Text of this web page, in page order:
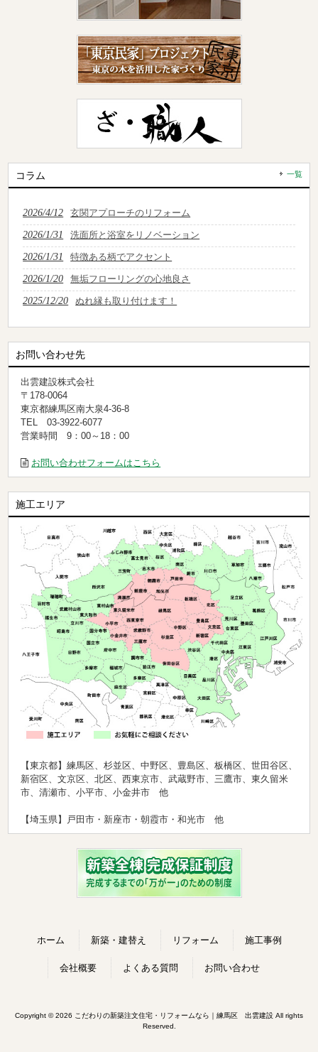
コラム 一覧
2026/4/12 玄関アプローチのリフォーム
2026/1/31 洗面所と浴室をリノベーション
2026/1/31 特徴ある柄でアクセント
2026/1/20 無垢フローリングの心地良さ
2025/12/20 ぬれ縁も取り付けます！
お問い合わせ先
出雲建設株式会社
〒178-0064
東京都練馬区南大泉4-36-8
TEL 03-3922-6077
営業時間 9：00～18：00
お問い合わせフォームはこちら
施工エリア
【東京都】練馬区、杉並区、中野区、豊島区、板橋区、世田谷区、
新宿区、文京区、北区、西東京市、武蔵野市、三鷹市、東久留米
市、清瀬市、小平市、小金井市 他
【埼玉県】戸田市・新座市・朝霞市・和光市 他
ホーム 新築・建替え リフォーム 施工事例
会社概要 よくある質問 お問い合わせ
Copyright © 2026 こだわりの新築注文住宅・リフォームなら｜練馬区 出雲建設 All rights
Reserved.